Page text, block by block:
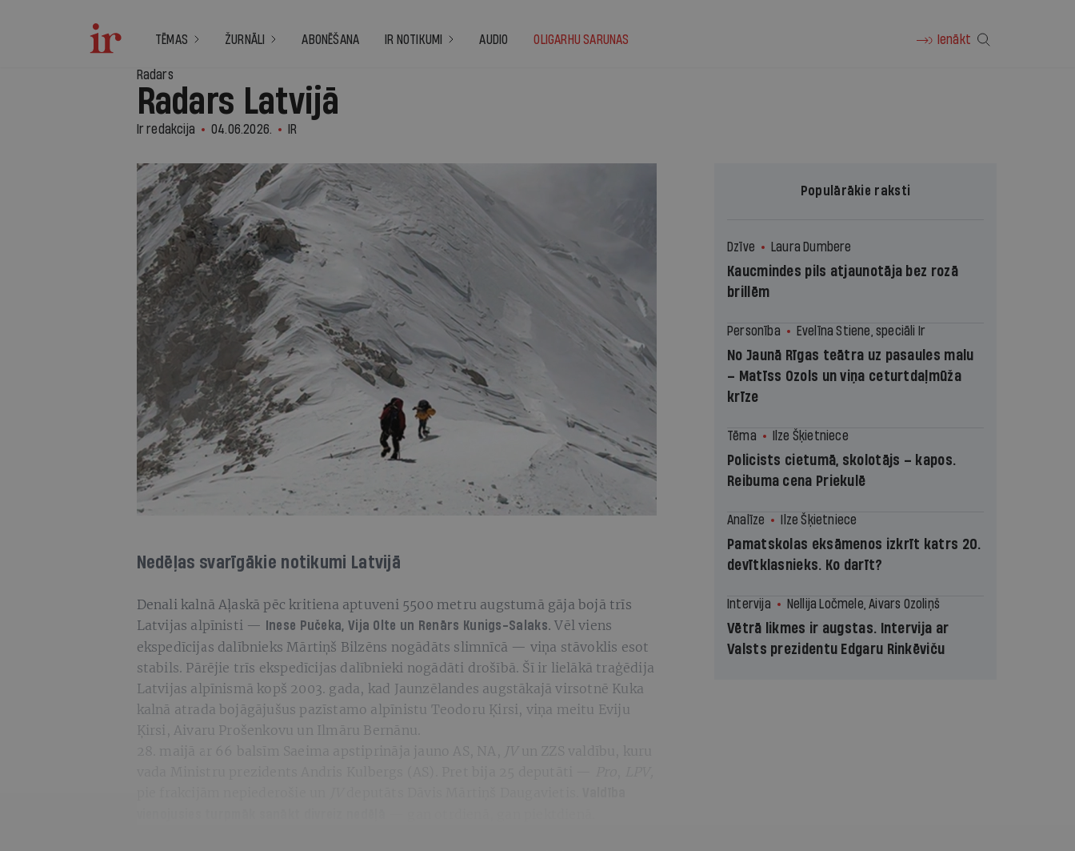
TĒMAS ŽURNĀLI ABONĒŠANA IR NOTIKUMI AUDIO OLIGARHU SARUNAS Ienākt
Radars
Radars Latvijā
Ir redakcija 04.06.2026. IR
Nedēļas svarīgākie notikumi Latvijā
Denali kalnā Aļaskā pēc kritiena aptuveni 5500 metru augstumā gāja bojā trīs
Latvijas alpīnisti —
Inese Pučeka, Vija Olte un Renārs Kunigs-Salaks. Vēl viens
ekspedīcijas dalībnieks Mārtiņš Bilzēns nogādāts slimnīcā — viņa stāvoklis esot
stabils. Pārējie trīs ekspedīcijas dalībnieki nogādāti drošībā. Šī ir lielākā traģēdija
Latvijas alpīnismā kopš 2003. gada, kad Jaunzēlandes augstākajā virsotnē Kuka
kalnā atrada bojāgājušus pazīstamo alpīnistu Teodoru Ķirsi, viņa meitu Eviju
Ķirsi, Aivaru Prošenkovu un Ilmāru Bernānu.
28. maijā ar 66 balsīm Saeima apstiprināja jauno AS, NA,
JV
un ZZS valdību, kuru
Populārākie raksti
Dzīve Laura Dumbere
Kaucmindes pils atjaunotāja bez rozā
brillēm
Personība Evelīna Stiene, speciāli Ir
No Jaunā Rīgas teātra uz pasaules malu
– Matīss Ozols un viņa ceturtdaļmūža
krīze
Tēma Ilze Šķietniece
Policists cietumā, skolotājs – kapos.
Reibuma cena Priekulē
Analīze Ilze Šķietniece
Pamatskolas eksāmenos izkrīt katrs 20.
devītklasnieks. Ko darīt?
Intervija Nellija Ločmele, Aivars Ozoliņš
Vētrā likmes ir augstas. Intervija ar
Valsts prezidentu Edgaru Rinkēviču